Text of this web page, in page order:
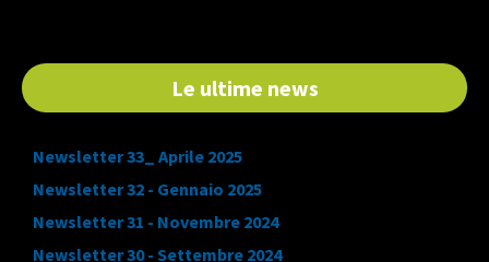
Le ultime news
Newsletter 33_ Aprile 2025
Newsletter 32 - Gennaio 2025
Newsletter 31 - Novembre 2024
Newsletter 30 - Settembre 2024